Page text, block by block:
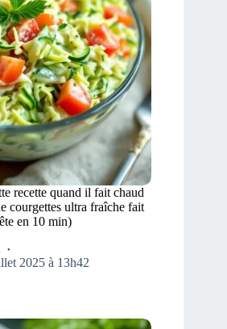
recette quand il fait chaud
courgettes ultra fraîche fait
en 10 min)
2025 à 13h42